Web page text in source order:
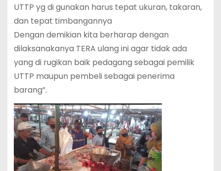
UTTP yg di gunakan harus tepat ukuran, takaran,
dan tepat timbangannya
Dengan demikian kita berharap dengan
dilaksanakanya TERA ulang ini agar tidak ada
yang di rugikan baik pedagang sebagai pemilik
UTTP maupun pembeli sebagai penerima
barang”.